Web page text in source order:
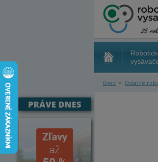
Úvod » Ostatné